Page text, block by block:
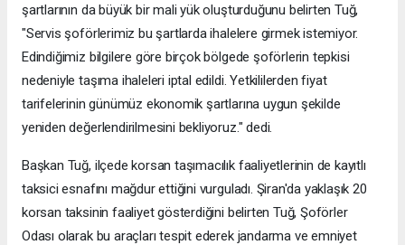
şartlarının da büyük bir mali yük oluşturduğunu belirten Tuğ,
"Servis şoförlerimiz bu şartlarda ihalelere girmek istemiyor.
Edindiğimiz bilgilere göre birçok bölgede şoförlerin tepkisi
nedeniyle taşıma ihaleleri iptal edildi. Yetkililerden fiyat
tarifelerinin günümüz ekonomik şartlarına uygun şekilde
yeniden değerlendirilmesini bekliyoruz." dedi.
Başkan Tuğ, ilçede korsan taşımacılık faaliyetlerinin de kayıtlı
taksici esnafını mağdur ettiğini vurguladı. Şiran'da yaklaşık 20
korsan taksinin faaliyet gösterdiğini belirten Tuğ, Şoförler
Odası olarak bu araçları tespit ederek jandarma ve emniyet